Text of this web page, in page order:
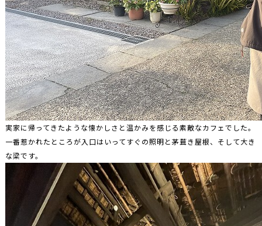
実家に帰ってきたような懐かしさと温かみを感じる素敵なカフェでした。
一番惹かれたところが入口はいってすぐの照明と茅葺き屋根、そして大き
な梁です。